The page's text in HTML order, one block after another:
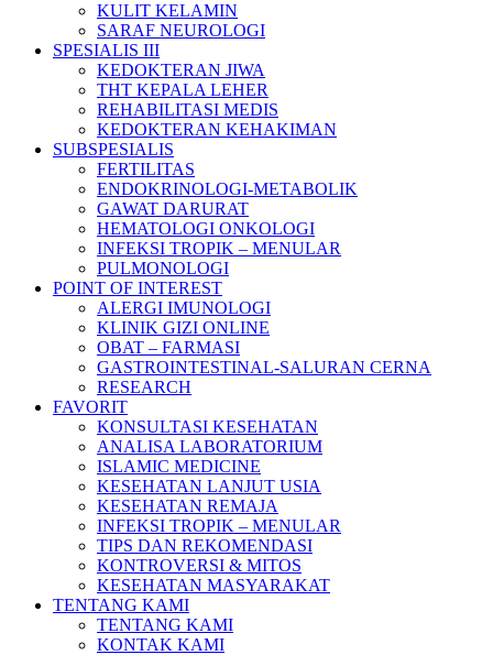
KULIT KELAMIN
SARAF NEUROLOGI
SPESIALIS III
KEDOKTERAN JIWA
THT KEPALA LEHER
REHABILITASI MEDIS
KEDOKTERAN KEHAKIMAN
SUBSPESIALIS
FERTILITAS
ENDOKRINOLOGI-METABOLIK
GAWAT DARURAT
HEMATOLOGI ONKOLOGI
INFEKSI TROPIK – MENULAR
PULMONOLOGI
POINT OF INTEREST
ALERGI IMUNOLOGI
KLINIK GIZI ONLINE
OBAT – FARMASI
GASTROINTESTINAL-SALURAN CERNA
RESEARCH
FAVORIT
KONSULTASI KESEHATAN
ANALISA LABORATORIUM
ISLAMIC MEDICINE
KESEHATAN LANJUT USIA
KESEHATAN REMAJA
INFEKSI TROPIK – MENULAR
TIPS DAN REKOMENDASI
KONTROVERSI & MITOS
KESEHATAN MASYARAKAT
TENTANG KAMI
TENTANG KAMI
KONTAK KAMI